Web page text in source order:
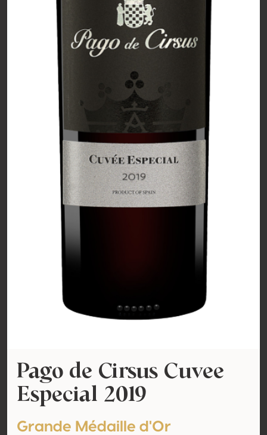
Pago de Cirsus Cuvee
Especial 2019
Grande Médaille d'Or